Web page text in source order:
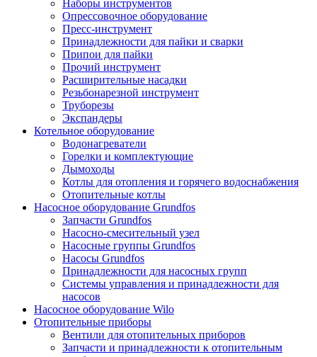
Наборы инструментов
Опрессовочное оборудование
Пресс-инструмент
Принадлежности для пайки и сварки
Припои для пайки
Прочий инструмент
Расширительные насадки
Резьбонарезной инструмент
Труборезы
Экспандеры
Котельное оборудование
Водонагреватели
Горелки и комплектующие
Дымоходы
Котлы для отопления и горячего водоснабжения
Отопительные котлы
Насосное оборудование Grundfos
Запчасти Grundfos
Насосно-смесительный узел
Насосные группы Grundfos
Насосы Grundfos
Принадлежности для насосных групп
Системы управления и принадлежности для
насосов
Насосное оборудование Wilo
Отопительные приборы
Вентили для отопительных приборов
Запчасти и принадлежности к отопительным